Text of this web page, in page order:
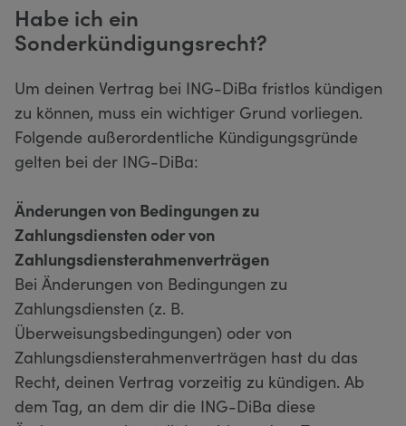
Habe ich ein
Sonderkündigungsrecht?
Um deinen Vertrag bei ING-DiBa fristlos kündigen
zu können, muss ein wichtiger Grund vorliegen.
Folgende außerordentliche Kündigungsgründe
gelten bei der ING-DiBa:
Änderungen von Bedingungen zu
Zahlungsdiensten oder von
Zahlungsdiensterahmenverträgen
Bei Änderungen von Bedingungen zu
Zahlungsdiensten (z. B.
Überweisungsbedingungen) oder von
Zahlungsdiensterahmenverträgen hast du das
Recht, deinen Vertrag vorzeitig zu kündigen. Ab
dem Tag, an dem dir die ING-DiBa diese